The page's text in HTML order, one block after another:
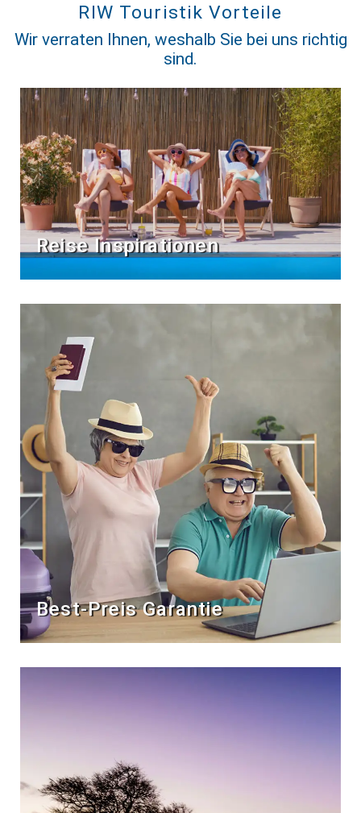
RIW Touristik Vorteile
Wir verraten Ihnen, weshalb Sie bei uns richtig
sind.
Reise Inspirationen
Best-Preis Garantie